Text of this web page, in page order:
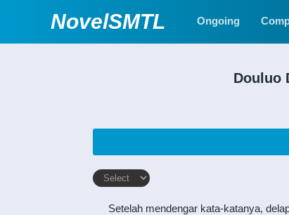
NovelSMTL Ongoing
Douluo
Setelah mendengar kata-katanya,